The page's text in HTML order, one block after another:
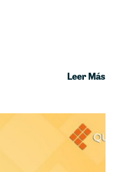
Leer Más